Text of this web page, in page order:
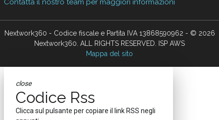
Contatta il nostro team per maggiori informazioni
Nextwork360 - Codice fiscale e Partita IVA 13868590962 - © 2026
Nextwork360. ALL RIGHTS RESERVED. ISP AWS
Mappa del sito
close
Codice Rss
Clicca sul pulsante per copiare il link RSS negli